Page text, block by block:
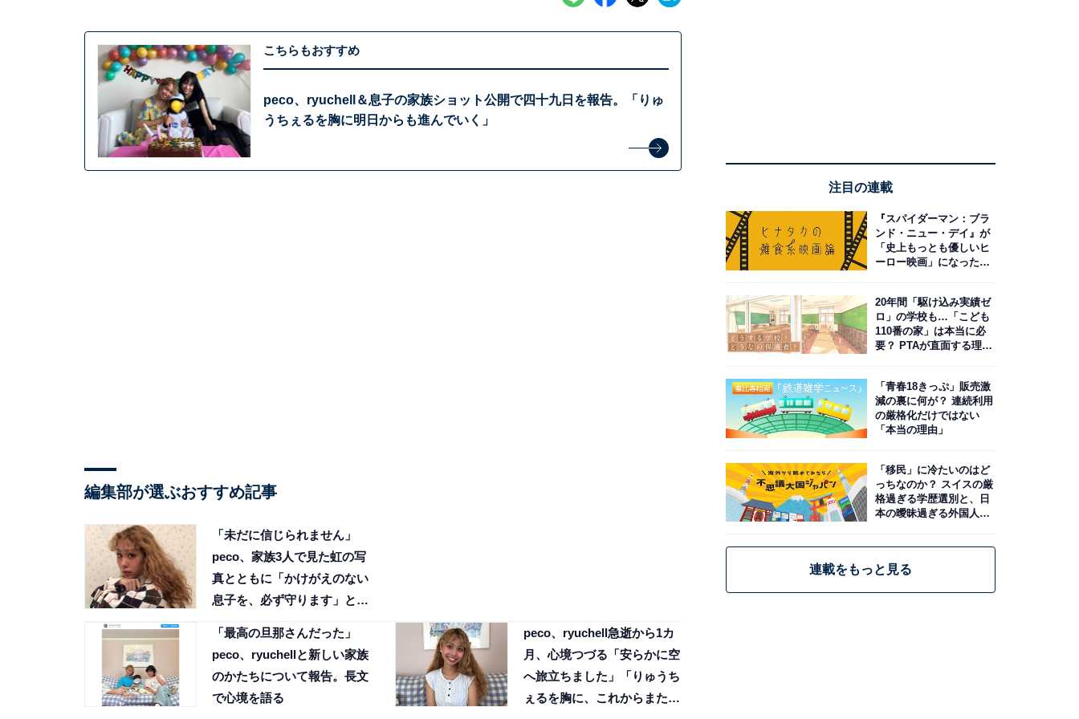
こちらもおすすめ
peco、ryuchell＆息子の家族ショット公開で四十九日を報告。「りゅ
うちぇるを胸に明日からも進んでいく」
編集部が選ぶおすすめ記事
「未だに信じられません」
peco、家族3人で見た虹の写
真とともに「かけがえのない
息子を、必ず守ります」と決
「最高の旦那さんだった」
peco、ryuchellと新しい家族
のかたちについて報告。長文
で心境を語る
peco、ryuchell急逝から1カ
月、心境つづる「安らかに空
へ旅立ちました」「りゅうち
ぇるを胸に、これからまたが
注目の連載
『スパイダーマン：ブラ
ンド・ニュー・デイ』が
「史上もっとも優しいヒ
ーロー映画」になった理
20年間「駆け込み実績ゼ
ロ」の学校も…「こども
110番の家」は本当に必
要？ PTAが直面する理想
「青春18きっぷ」販売激
減の裏に何が？ 連続利用
の厳格化だけではない
「本当の理由」
「移民」に冷たいのはど
っちなのか？ スイスの厳
格過ぎる学歴選別と、日
本の曖昧過ぎる外国人政
連載をもっと見る